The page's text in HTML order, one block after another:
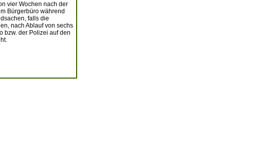
vier Wochen nach der
Bürgerbüro während
falls die
nach Ablauf von sechs
bzw. der Polizei auf den